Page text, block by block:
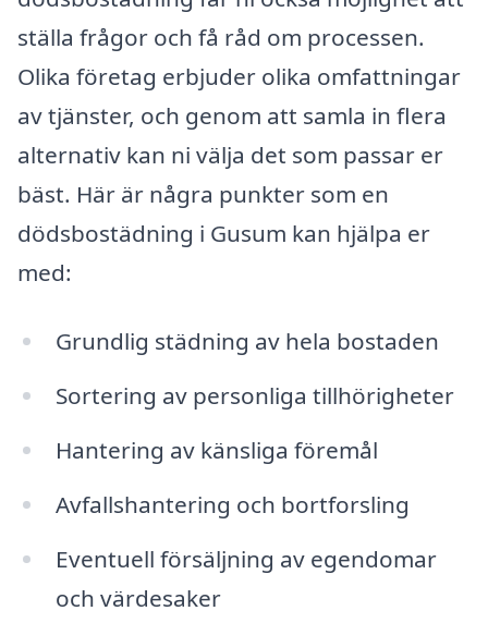
ställa frågor och få råd om processen.
Olika företag erbjuder olika omfattningar
av tjänster, och genom att samla in flera
alternativ kan ni välja det som passar er
bäst. Här är några punkter som en
dödsbostädning i Gusum kan hjälpa er
med:
Grundlig städning av hela bostaden
Sortering av personliga tillhörigheter
Hantering av känsliga föremål
Avfallshantering och bortforsling
Eventuell försäljning av egendomar
och värdesaker